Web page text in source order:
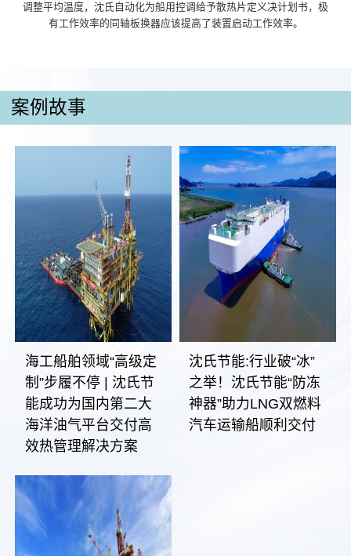
调整平均温度，沈氏自动化为船用控调给予散热片定义决计划书，极
有工作效率的同轴板换器应该提高了装置启动工作效率。
案例故事
海工船舶领域“高级定
制”步履不停 | 沈氏节
能成功为国内第二大
海洋油气平台交付高
效热管理解决方案
沈氏节能:行业破“冰”
之举！沈氏节能“防冻
神器”助力LNG双燃料
汽车运输船顺利交付